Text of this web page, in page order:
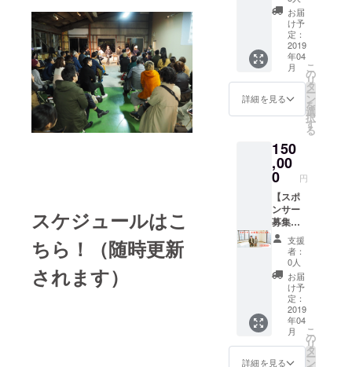
スケジュールはこ
ちら！（随時更新
されます）
防止の
ため貴
重品は
持ち歩
くなど
ご本
人・参
加者・
保護者
様の責
いて管
理され
ますよ
うお願
いしま
す。盗
難・紛
失につ
いての
一切の
責任は
負いま
せん。
・当イ
ベント
へ参加
するに
当たっ
りさせ
て頂き
ます。
※土日祝
日でも
可能で
じる
通費を1
名分別
途ご負
担いた
だきま
す。 ※
開催日
につい
ト終了
後に
メッ
セージ
にて決
めさせ
て頂き
ます。
※公園な
どの許
可のな
い公共
の場所
での開
催はご
遠慮く
ださ
い。 ※
ライ
ヤー
（チラ
シ）を1
年間持
ち歩い
て、宣
伝しま
す。ま
た、同
を世田
谷区池
尻にあ
るオー
ルユ
アーズ
の店舗
にも置
きま
す。 ＊
上記の
内容が
必要な
い深い
慈悲に
溢れた
方のご
支援も
円】 あ
なたの
お店や
商品、
イベン
トなど
を僕た
ちオー
ルユ
アーズ
に広め
ません
か？ご
好意の
みのご
支援で
も非常
に嬉し
いで
す。 ①
ご希望
の都道
府県1会
場で、
僕たち
のイベ
ントに
合流し
お届
け予
定：
2019
年04
月
詳細を見る
こ
の
リ
タ
ー
ン
を
選
択
す
る
150
,00
0 円
【スポ
ンサー
募集し
ていま
す・
150,000
円】 あ
なたの
お店や
商品、
イベン
トなど
を僕た
ちオー
支援
者：
0人
お届
け予
定：
2019
年04
月
詳細を見る
こ
の
リ
タ
ー
ン